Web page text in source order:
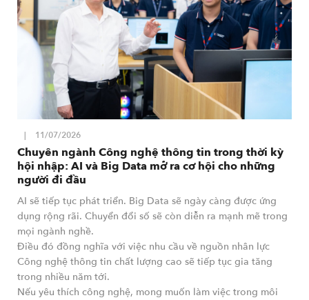
11/07/2026
Chuyên ngành Công nghệ thông tin trong thời kỳ
hội nhập: AI và Big Data mở ra cơ hội cho những
người đi đầu
AI sẽ tiếp tục phát triển. Big Data sẽ ngày càng được ứng
dụng rộng rãi. Chuyển đổi số sẽ còn diễn ra mạnh mẽ trong
mọi ngành nghề.
Điều đó đồng nghĩa với việc nhu cầu về nguồn nhân lực
Công nghệ thông tin chất lượng cao sẽ tiếp tục gia tăng
trong nhiều năm tới.
Nếu yêu thích công nghệ, mong muốn làm việc trong môi